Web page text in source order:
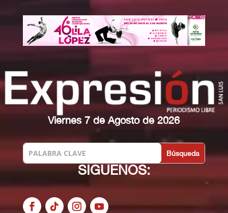
Viernes 7 de Agosto de 2026
SIGUENOS: